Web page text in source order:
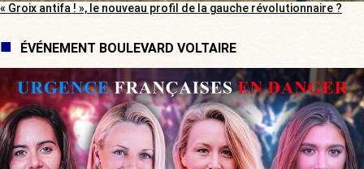
« Groix antifa ! », le nouveau profil de la gauche révolutionnaire ?
ÉVÉNEMENT BOULEVARD VOLTAIRE